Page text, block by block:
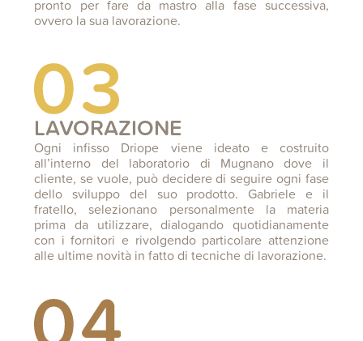
pronto per fare da mastro alla fase successiva,
ovvero la sua lavorazione.
LAVORAZIONE
Ogni infisso Driope viene ideato e costruito
all’interno del laboratorio di Mugnano dove il
cliente, se vuole, può decidere di seguire ogni fase
dello sviluppo del suo prodotto. Gabriele e il
fratello, selezionano personalmente la materia
prima da utilizzare, dialogando quotidianamente
con i fornitori e rivolgendo particolare attenzione
alle ultime novità in fatto di tecniche di lavorazione.